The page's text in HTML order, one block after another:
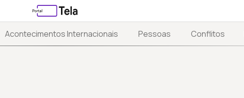
Acontecimentos Internacionais Pessoas Conflitos